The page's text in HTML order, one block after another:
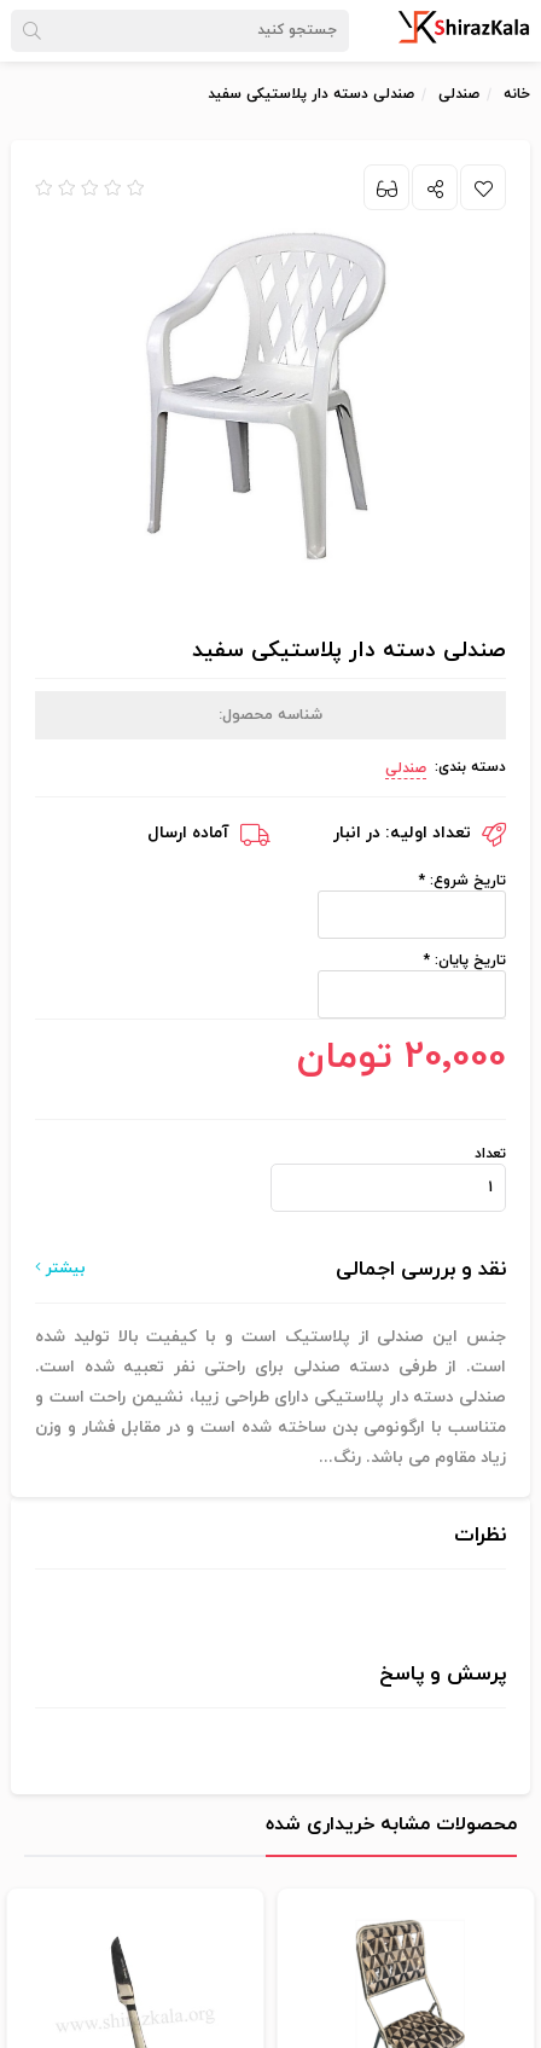
خانه صندلی صندلی دسته دار پلاستیکی سفید
صندلی دسته دار پلاستیکی سفید
شناسه محصول:
دسته بندی: صندلی
تعداد اولیه: در انبار آماده ارسال
تاریخ شروع: *
تاریخ پایان: *
20٬000 تومان
تعداد
نقد و بررسی اجمالی بیشتر
جنس این صندلی از پلاستیک است و با کیفیت بالا تولید شده
است. از طرفی دسته صندلی برای راحتی نفر تعبیه شده است.
صندلی دسته دار پلاستیکی دارای طراحی زیبا، نشیمن راحت است و
متناسب با ارگونومی بدن ساخته شده است و در مقابل فشار و وزن
زیاد مقاوم می باشد. رنگ...
نظرات
پرسش و پاسخ
محصولات مشابه خریداری شده